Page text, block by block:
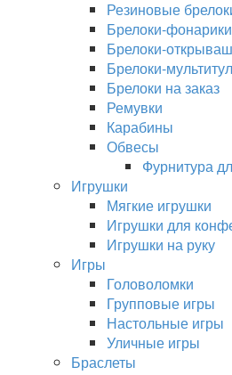
Резиновые
Брелоки-фонарики
Брелоки-
Брелоки-
Брелоки на заказ
Ремувки
Карабины
Обвесы
Фурнитура
Игрушки
Мягкие игрушки
Игрушки для
Игрушки на руку
Игры
Головоломки
Групповые игры
Настольные игры
Уличные игры
Браслеты